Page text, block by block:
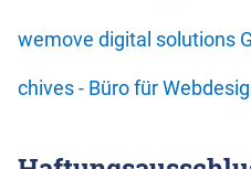
wemove digital solutions
chives - Büro für